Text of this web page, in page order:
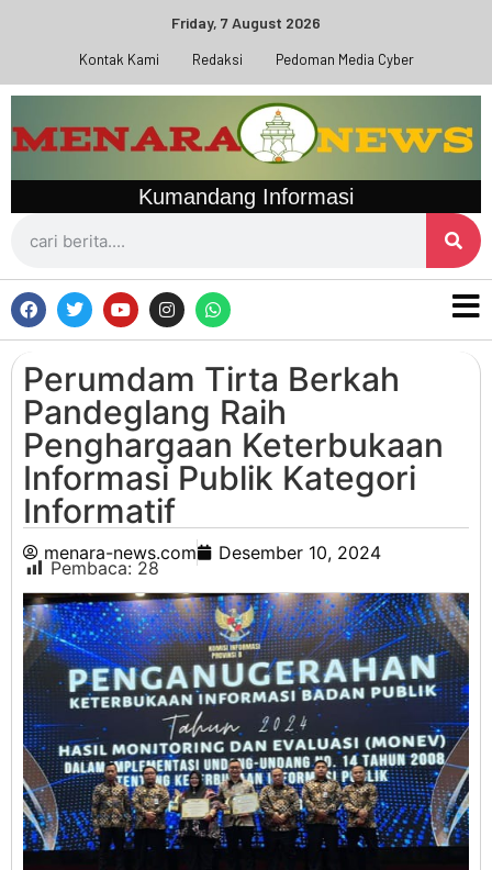
Friday, 7 August 2026
Kontak Kami Redaksi Pedoman Media Cyber
Kumandang Informasi
Perumdam Tirta Berkah
Pandeglang Raih
Penghargaan Keterbukaan
Informasi Publik Kategori
Informatif
menara-news.com Desember 10, 2024
Pembaca: 28